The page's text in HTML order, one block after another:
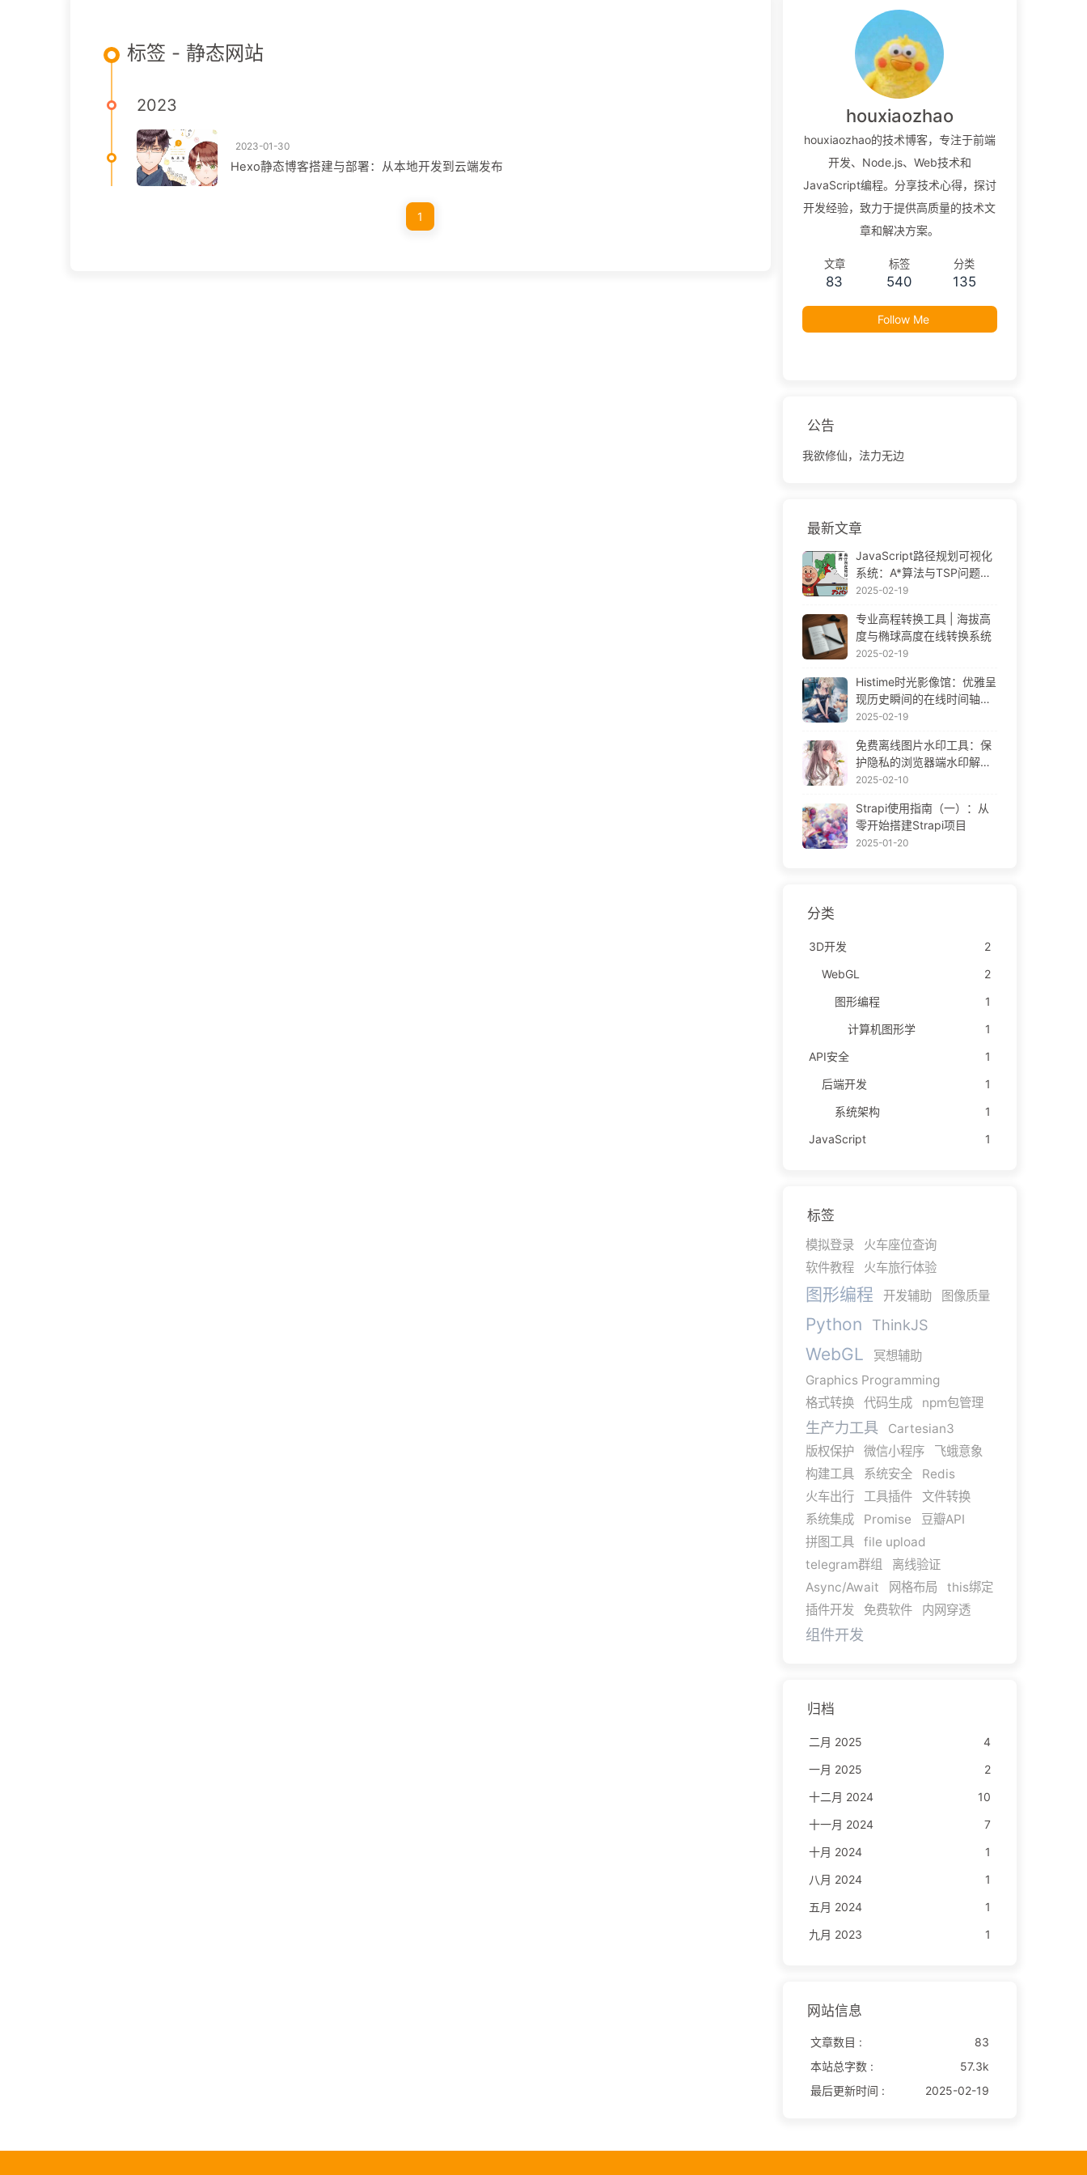
标签 - 静态网站
2023
2023-01-30
Hexo静态博客搭建与部署：从本地开发到云端发布
1
houxiaozhao
houxiaozhao的技术博客，专注于前端
开发、Node.js、Web技术和
JavaScript编程。分享技术心得，探讨
开发经验，致力于提供高质量的技术文
章和解决方案。
文章
83
标签
540
分类
135
Follow Me
公告
我欲修仙，法力无边
最新文章
JavaScript路径规划可视化
系统：A*算法与TSP问题解
决方案
2025-02-19
专业高程转换工具 | 海拔高
度与椭球高度在线转换系统
2025-02-19
Histime时光影像馆：优雅呈
现历史瞬间的在线时间轴相
册 | Historical Photo Timeli
2025-02-19
免费离线图片水印工具：保
护隐私的浏览器端水印解决
方案 | Free Offline Image
2025-02-10
Strapi使用指南（一）：从
零开始搭建Strapi项目
2025-01-20
分类
3D开发
2
WebGL
2
图形编程
1
计算机图形学
1
API安全
1
后端开发
1
系统架构
1
JavaScript
1
标签
模拟登录
火车座位查询
软件教程
火车旅行体验
图形编程 开发辅助 图像质量
Python ThinkJS
WebGL
冥想辅助
Graphics Programming
格式转换
代码生成 npm包管理
生产力工具
Cartesian3
版权保护
微信小程序
飞蛾意象
构建工具
系统安全
Redis
火车出行
工具插件
文件转换
系统集成
Promise
豆瓣API
拼图工具
file upload
telegram群组
离线验证
Async/Await
网格布局
this绑定
插件开发
免费软件 内网穿透
组件开发
归档
二月 2025
4
一月 2025
2
十二月 2024
10
十一月 2024
7
十月 2024
1
八月 2024
1
五月 2024
1
九月 2023
1
网站信息
文章数目 :
83
本站总字数 :
57.3k
最后更新时间 :
2025-02-19